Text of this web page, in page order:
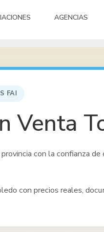
AGENCIAS
FAI
Venta
con la confianza
con precios reales,